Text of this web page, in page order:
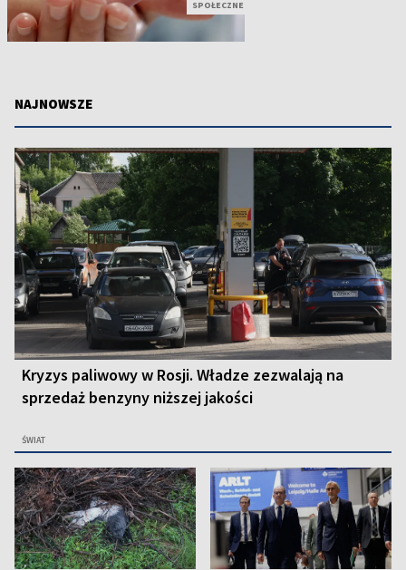
SPOŁECZNE
NAJNOWSZE
Kryzys paliwowy w Rosji. Władze zezwalają na
sprzedaż benzyny niższej jakości
ŚWIAT